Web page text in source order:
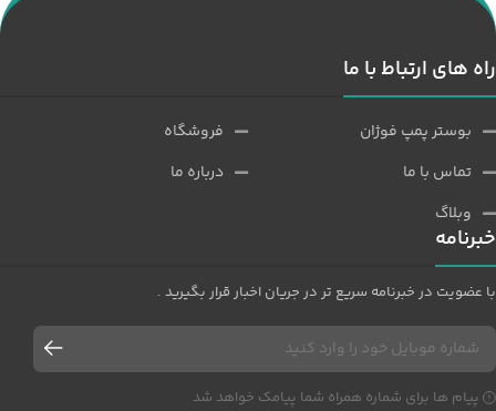
راه های ارتباط با ما
بوستر پمپ فوژان
تماس با ما
وبلاگ
فروشگاه
درباره ما
خبرنامه
با عضویت در خبرنامه سریع تر در جریان اخبار قرار بگیرید .
پیام ها برای شماره همراه شما پیامک خواهد شد